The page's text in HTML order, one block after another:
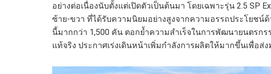
อย่างต่อเนื่องนับตั้งแต่เปิดตัวเป็นต้นมา โดยเฉพาะรุ่น 2.5 SP
ซ้าย-ขวา ที่ได้รับความนิยมอย่างสูงจากความอรรถประโยชน์
นี้มากกว่า 1,500 คัน ตอกย้ำความสำเร็จในการพัฒนายนตรก
แท้จริง ประกาศเร่งเดินหน้าเพิ่มกำลังการผลิตให้มากขึ้นเพื่อส่